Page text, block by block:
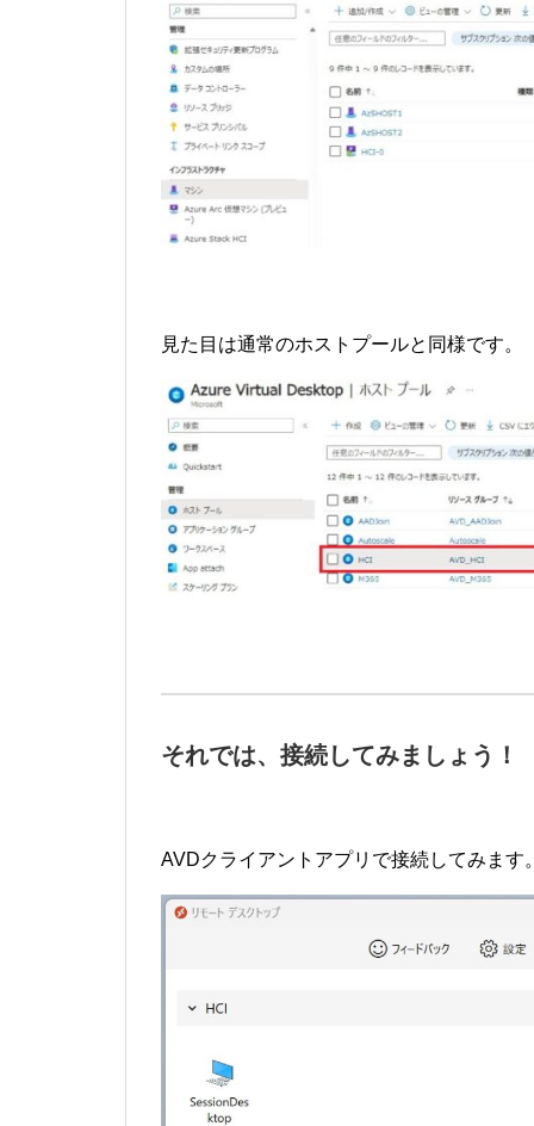
見た目は通常のホストプールと同様です。
それでは、接続してみましょう！
AVDクライアントアプリで接続してみます